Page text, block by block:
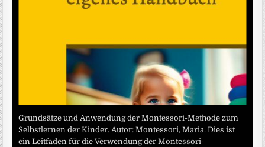
Grundsätze und Anwendung der Montessori-Methode zum
Selbstlernen der Kinder. Autor: Montessori, Maria. Dies ist
ein Leitfaden für die Verwendung der Montessori-